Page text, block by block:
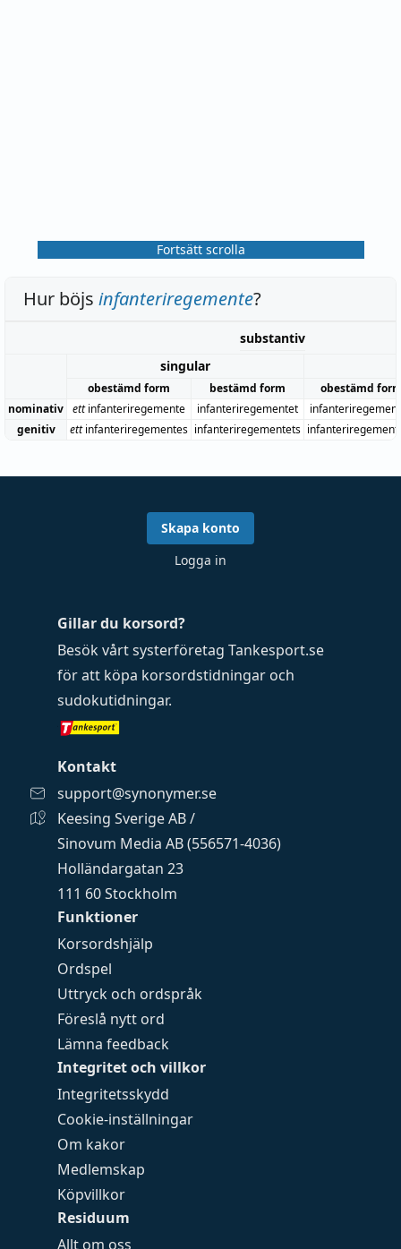
Fortsätt scrolla
Hur böjs infanteriregemente?
substantiv
singular
obestämd form bestämd form
obestämd
nominativ ettinfanteriregemente infanteriregementet
genitiv
ettinfanteriregementes infanteriregementets
Funktioner
Korsordshjälp
Ordspel
Uttryck och ordspråk
Föreslå nytt ord
Lämna feedback
Integritet och villkor
Integritetsskydd
Cookie-inställningar
Om kakor
Medlemskap
Köpvillkor
Residuum
Allt om oss
Gillar du korsord?
Besök vårt systerföretag Tankesport.se
för att köpa korsordstidningar och
sudokutidningar.
Kontakt
support@synonymer.se
Keesing Sverige AB /
Sinovum Media AB (556571-4036)
Holländargatan 23
111 60 Stockholm
Skapa konto
Logga in